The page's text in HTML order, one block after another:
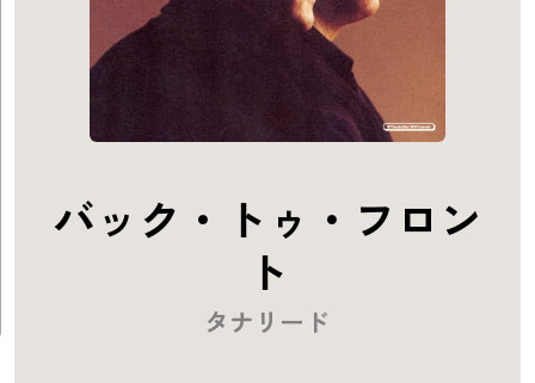
バック・トゥ・フロン
ト
タナリード